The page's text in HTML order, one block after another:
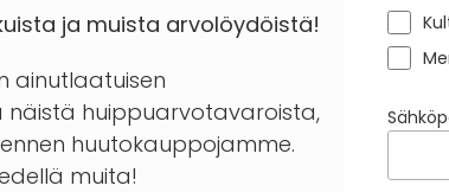
ja muista arvolöydöistä!
ainutlaatuisen
huippuarvotavaroista,
huutokauppojamme.
muita!